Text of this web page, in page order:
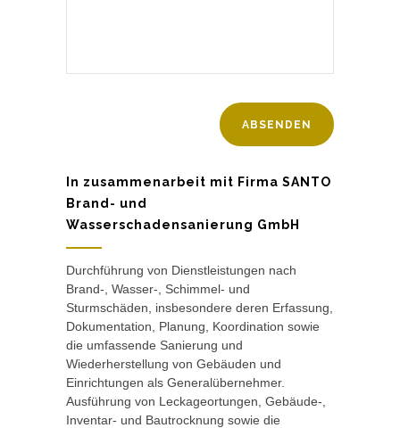
In zusammenarbeit mit Firma SANTO
Brand- und
Wasserschadensanierung GmbH
Durchführung von Dienstleistungen nach
Brand-, Wasser-, Schimmel- und
Sturmschäden, insbesondere deren Erfassung,
Dokumentation, Planung, Koordination sowie
die umfassende Sanierung und
Wiederherstellung von Gebäuden und
Einrichtungen als Generalübernehmer.
Ausführung von Leckageortungen, Gebäude-,
Inventar- und Bautrocknung sowie die